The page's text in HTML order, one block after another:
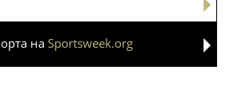
наSportsweek.org